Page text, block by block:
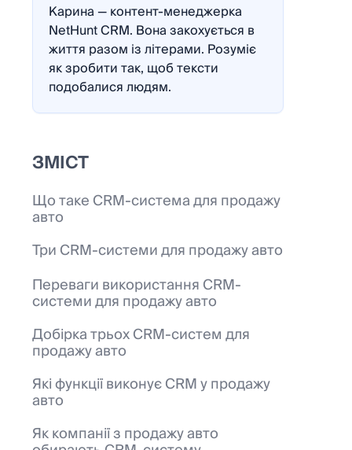
Карина — контент-менеджерка
NetHunt CRM. Вона закохується в
життя разом із літерами. Розуміє
як зробити так, щоб тексти
подобалися людям.
ЗМІСТ
Що таке CRM-система для продажу
авто
Три CRM-системи для продажу авто
Переваги використання CRM-
системи для продажу авто
Добірка трьох CRM-систем для
продажу авто
Які функції виконує CRM у продажу
авто
Як компанії з продажу авто